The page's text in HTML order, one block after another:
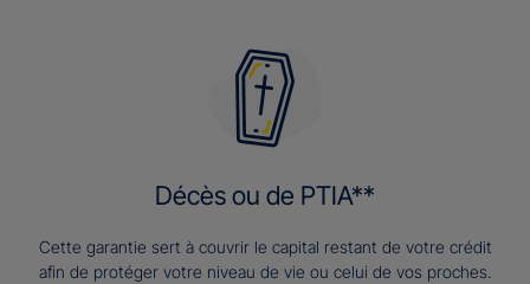
Décès ou de PTIA**
Cette garantie sert à couvrir le capital restant de votre crédit
afin de protéger votre niveau de vie ou celui de vos proches.